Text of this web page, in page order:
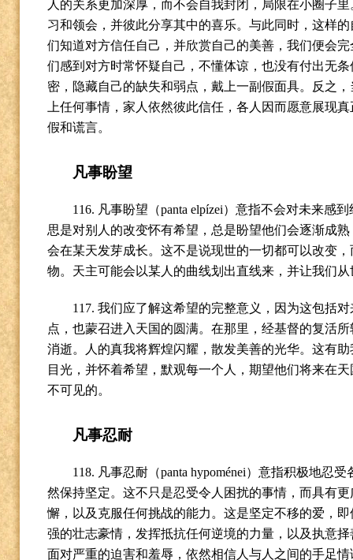
人的关系更加深厚，而不会自我封闭，局限在小圈子
习和领会，并彼此分享其中的喜乐。与此同时，这样
们知道对方信任自己，并欣赏自己的美善，我们便会
们感到对方时常怀疑自己，不懂体谅，也没有付出无
密，隐藏自己的缺失和弱点，戴上一副假面具。反之
上任何事情，家人依然彼此信任，各人因而愿意展现
假和谎言。
凡事盼望
116. 凡事盼望（panta elpízei）意指不会对未来感
思是对别人的改变怀有希望，总是盼望他们会逐渐成
会在某天发芽成长。这不是说现世的一切都可以改变
物。天主可能会以某人的曲线划出直线来，并让我们
117.我们应了解这希望的完整意义，因为这包括
点，也蒙召进入天国的圆满。在那里，经基督的复活
消逝。人的真我将辉煌闪耀，散发美善的光华。这有
目光，并怀着希望，默观每一个人，期望他们将来在
不可见的。
凡事忍耐
118. 凡事忍耐（panta hypoménei）意指积极地忍受
然保持坚定。这不只是忍受令人困扰的事情，而具有
懈，以及克服任何挑战的能力。这是坚定不移的爱，
强的壮志豪情，发挥抵抗任何逆境的力量，以及执意
面对严重的迫害和羞辱，依然相信人与人之间的手足